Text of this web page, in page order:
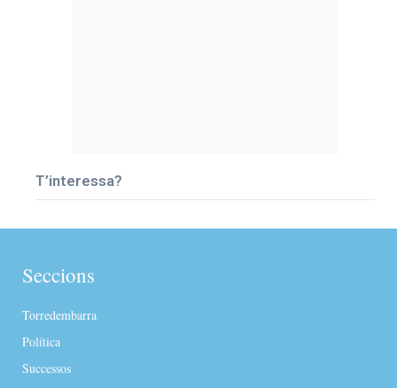
T’interessa?
Seccions
Torredembarra
Política
Successos